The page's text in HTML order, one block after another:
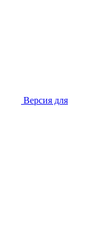
Версия для